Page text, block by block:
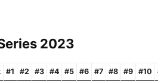
2023
#1 #2 #3 #4 #5 #6 #7 #8 #9 #10